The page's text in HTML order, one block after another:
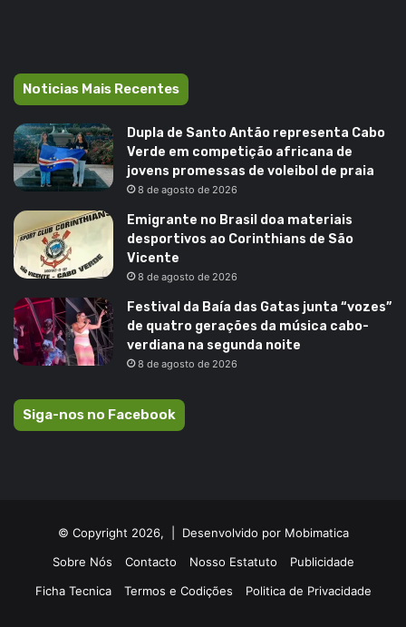
Noticias Mais Recentes
Dupla de Santo Antão representa Cabo
Verde em competição africana de
jovens promessas de voleibol de praia
8 de agosto de 2026
Emigrante no Brasil doa materiais
desportivos ao Corinthians de São
Vicente
8 de agosto de 2026
Festival da Baía das Gatas junta “vozes”
de quatro gerações da música cabo-
verdiana na segunda noite
8 de agosto de 2026
Siga-nos no Facebook
© Copyright 2026, | Desenvolvido por Mobimatica
Sobre Nós
Contacto Nosso Estatuto
Publicidade
Ficha Tecnica
Termos e Codições Politica de Privacidade